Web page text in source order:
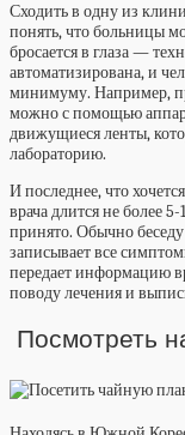
Сходить в одну из
понять, что больницы
бросается в глаза —
автоматизирована, и
минимуму. Например,
можно с помощью
движущиеся ленты,
лабораторию.
И последнее, что
врача длится не более
принято. Обычно
записывает все
передает информацию
поводу лечения и
Посмотреть